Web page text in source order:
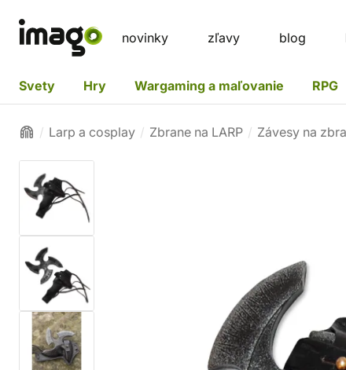
novinky zľavy blog
Svety Hry Wargaming a maľovanie RPG
Larp a cosplay Zbrane na LARP Závesy na